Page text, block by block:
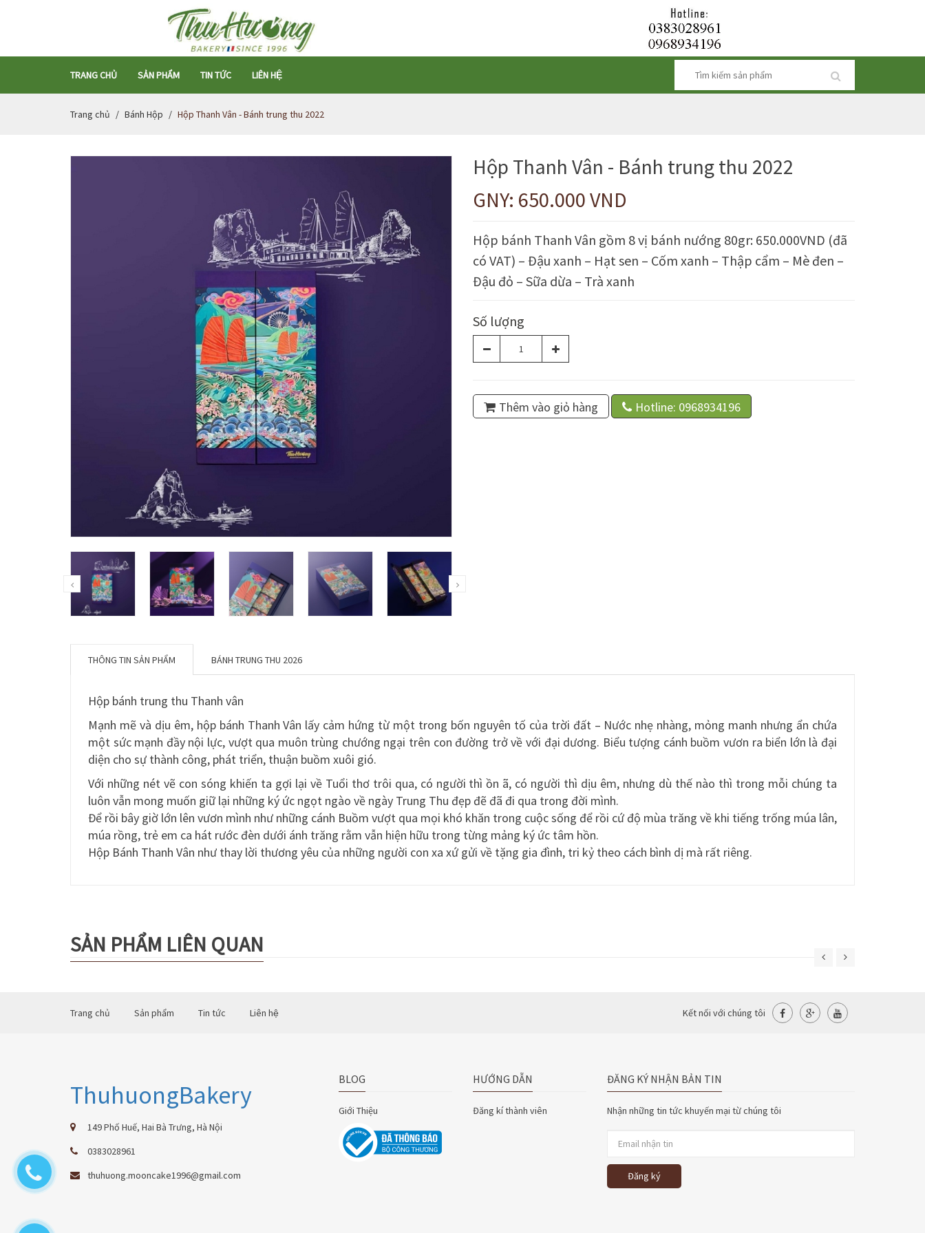
TRANG CHỦ SẢN PHẨM TIN TỨC LIÊN HỆ
Trang chủ Bánh Hộp Hộp Thanh Vân - Bánh trung thu 2022
Hộp Thanh Vân - Bánh trung thu 2022
GNY: 650.000 VND
Hộp bánh Thanh Vân gồm 8 vị bánh nướng 80gr: 650.000VND (đã
có VAT) – Đậu xanh – Hạt sen – Cốm xanh – Thập cẩm – Mè đen –
Đậu đỏ – Sữa dừa – Trà xanh
Số lượng
Thêm vào giỏ hàng Hotline: 0968934196
THÔNG TIN SẢN PHẨM BÁNH TRUNG THU 2026
Hộp bánh trung thu Thanh vân
Mạnh mẽ và dịu êm, hộp bánh Thanh Vân lấy cảm hứng từ một trong bốn nguyên tố của trời đất – Nước nhẹ nhàng, mỏng manh nhưng ẩn chứa
một sức mạnh đầy nội lực, vượt qua muôn trùng chướng ngại trên con đường trở về với đại dương. Biểu tượng cánh buồm vươn ra biển lớn là đại
diện cho sự thành công, phát triển, thuận buồm xuôi gió.
Với những nét vẽ con sóng khiến ta gợi lại về Tuổi thơ trôi qua, có người thì ồn ã, có người thì dịu êm, nhưng dù thế nào thì trong mỗi chúng ta
luôn vẫn mong muốn giữ lại những ký ức ngọt ngào về ngày Trung Thu đẹp đẽ đã đi qua trong đời mình.
Để rồi bây giờ lớn lên vươn mình như những cánh Buồm vượt qua mọi khó khăn trong cuộc sống để rồi cứ độ mùa trăng về khi tiếng trống múa lân,
múa rồng, trẻ em ca hát rước đèn dưới ánh trăng rằm vẫn hiện hữu trong từng mảng ký ức tâm hồn.
Hộp Bánh Thanh Vân như thay lời thương yêu của những người con xa xứ gửi về tặng gia đình, tri kỷ theo cách bình dị mà rất riêng.
SẢN PHẨM LIÊN QUAN
Trang chủ Sản phẩm Tin tức Liên hệ Kết nối với chúng tôi
ThuhuongBakery
149 Phố Huế, Hai Bà Trưng, Hà Nội
0383028961
thuhuong.mooncake1996@gmail.com
BLOG
Giới Thiệu
HƯỚNG DẪN
Đăng kí thành viên
ĐĂNG KÝ NHẬN BẢN TIN
Nhận những tin tức khuyến mại từ chúng tôi
Đăng ký